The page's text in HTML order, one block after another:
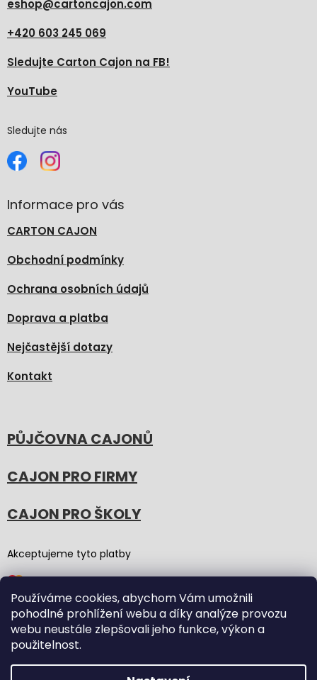
Používáme cookies, abychom Vám umožnili
pohodlné prohlížení webu a díky analýze provozu
webu neustále zlepšovali jeho funkce, výkon a
použitelnost.
eshop@cartoncajon.com
+420 603 245 069
Sledujte Carton Cajon na FB!
YouTube
Sledujte nás
Informace pro vás
CARTON CAJON
Obchodní podmínky
Ochrana osobních údajů
Doprava a platba
Nejčastější dotazy
Kontakt
PŮJČOVNA CAJONŮ
CAJON PRO FIRMY
CAJON PRO ŠKOLY
Akceptujeme tyto platby
code by
Veronika.works